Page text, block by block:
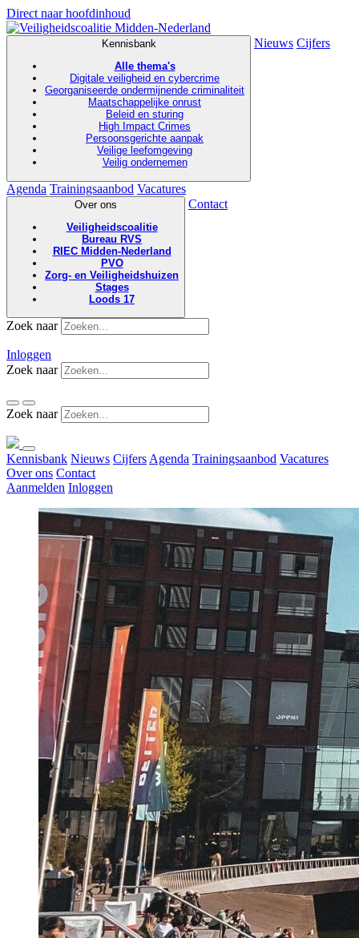
Direct naar hoofdinhoud
Kennisbank
Alle thema's
Digitale veiligheid en cybercrime
Georganiseerde ondermijnende criminaliteit
Maatschappelijke onrust
Beleid en sturing
High Impact Crimes
Persoonsgerichte aanpak
Veilige leefomgeving
Veilig ondernemen
Nieuws Cijfers
Agenda Trainingsaanbod Vacatures
Over ons
Veiligheidscoalitie
Bureau RVS
RIEC Midden-Nederland
PVO
Zorg- en Veiligheidshuizen
Stages
Loods 17
Contact
Zoek naar
Inloggen
Zoek naar
Zoek naar
Kennisbank Nieuws Cijfers Agenda Trainingsaanbod Vacatures
Over ons Contact
Aanmelden Inloggen